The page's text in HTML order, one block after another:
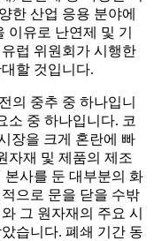
한 산업 응용 분야에
유로 난연제 및 기
럽 위원회가 시행한
할 것입니다.
의 중추 중 하나입니
소 중 하나입니다. 코
장을 크게 혼란에 빠
자재 및 제품의 제조
본사를 둔 대부분의 화
으로 문을 닫을 수밖
그 원자재의 주요 시
습니다. 폐쇄 기간 동